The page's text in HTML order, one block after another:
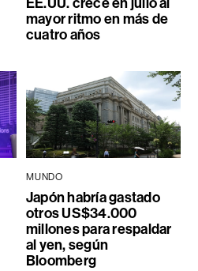
EE.UU. crece en julio al
mayor ritmo en más de
cuatro años
MUNDO
Japón habría gastado
otros US$34.000
millones para respaldar
al yen, según
Bloomberg